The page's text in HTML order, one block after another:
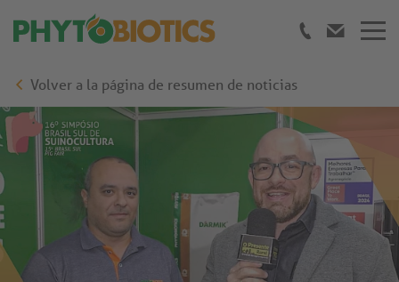
Volver a la página de resumen de noticias